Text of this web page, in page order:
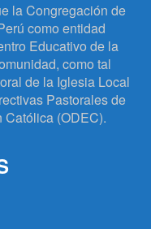
la Congregación de
como entidad
Educativo de la
como tal
de la Iglesia Local
Pastorales de
(ODEC).